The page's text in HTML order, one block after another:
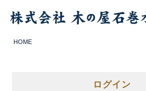
HOME
ログイン